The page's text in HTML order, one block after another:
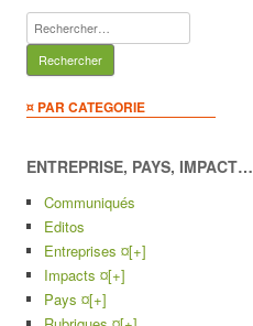
Rechercher :
¤ PAR CATEGORIE
ENTREPRISE, PAYS, IMPACT…
Communiqués
Editos
Entreprises ¤[+]
Impacts ¤[+]
Pays ¤[+]